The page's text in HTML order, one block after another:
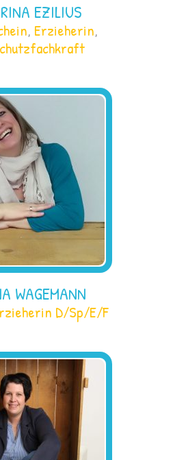
EZILIUS
, Erzieherin,
WAGEMANN
D/Sp/E/F